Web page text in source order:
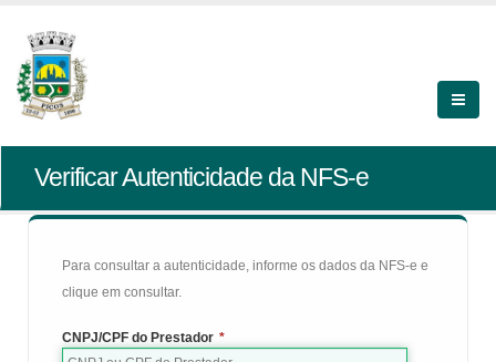
Verificar Autenticidade da NFS-e
Para consultar a autenticidade, informe os dados da NFS-e e
clique em consultar.
CNPJ/CPF do Prestador *